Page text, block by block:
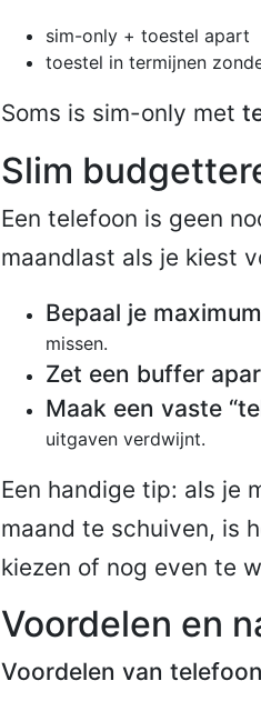
sim-only + toestel apart
toestel in termijnen
Soms is sim-only met
Slim
Een telefoon is geen
maandlast als je kiest
Bepaal je
missen.
Zet een buffer
Maak een vaste
uitgaven verdwijnt.
Een handige tip: als je
maand te schuiven, is
kiezen of nog even te
Voordelen en
Voordelen van